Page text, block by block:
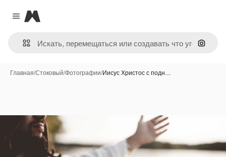
Close menu
Magnific
Поиск
Главная/Стоковый/Фотографии/Иисус Христос с подн…